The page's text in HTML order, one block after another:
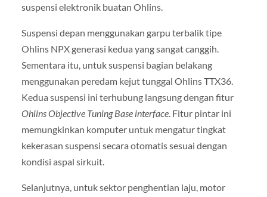
suspensi elektronik buatan Ohlins.
Suspensi depan menggunakan garpu terbalik tipe
Ohlins NPX generasi kedua yang sangat canggih.
Sementara itu, untuk suspensi bagian belakang
menggunakan peredam kejut tunggal Ohlins TTX36.
Kedua suspensi ini terhubung langsung dengan fitur
Ohlins Objective Tuning Base interface. Fitur pintar ini
memungkinkan komputer untuk mengatur tingkat
kekerasan suspensi secara otomatis sesuai dengan
kondisi aspal sirkuit.
Selanjutnya, untuk sektor penghentian laju, motor